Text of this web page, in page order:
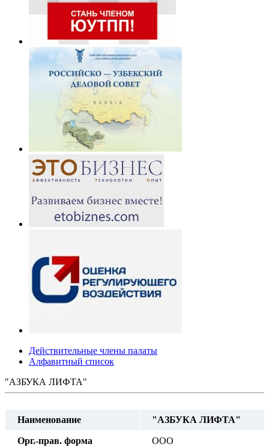
Действительные члены палаты
Алфавитный список
"АЗБУКА ЛИФТА"
Наименование "АЗБУКА ЛИФТА"
Орг.-прав. форма ООО